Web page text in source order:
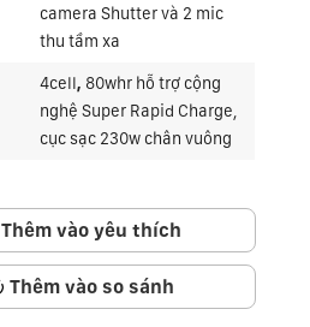
camera Shutter và 2 mic
thu tầm xa
4cell, 80whr hỗ trợ cộng
nghệ Super Rapid Charge,
cục sạc 230w chân vuông
Thêm vào yêu thích
Thêm vào so sánh